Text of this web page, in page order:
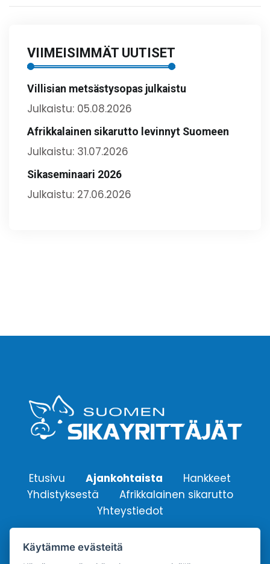
VIIMEISIMMÄT UUTISET
Villisian metsästysopas julkaistu
Julkaistu: 05.08.2026
Afrikkalainen sikarutto levinnyt Suomeen
Julkaistu: 31.07.2026
Sikaseminaari 2026
Julkaistu: 27.06.2026
Etusivu Ajankohtaista
Hankkeet
Yhdistyksestä
Afrikkalainen sikarutto
Yhteystiedot
Suomen Sikayrittäjät ry.
Käytämme evästeitä